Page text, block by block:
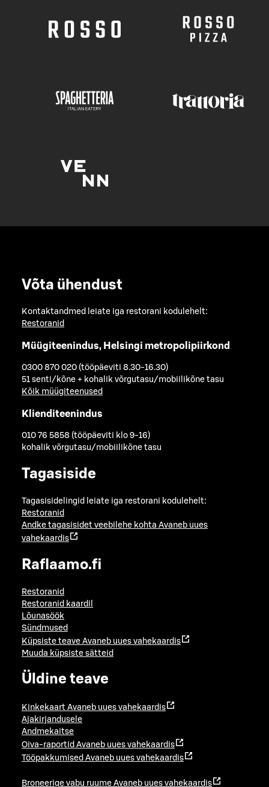
Võta ühendust
Kontaktandmed leiate iga restorani kodulehelt:
Restoranid
Müügiteenindus, Helsingi metropolipiirkond
0300 870 020 (tööpäeviti 8.30-16.30)
51 senti/kõne + kohalik võrgutasu/mobiilikõne tasu
Kõik müügiteenused
Klienditeenindus
010 76 5858 (tööpäeviti klo 9-16)
kohalik võrgutasu/mobiilikõne tasu
Tagasiside
Tagasisidelingid leiate iga restorani kodulehelt:
Restoranid
Andke tagasisidet veebilehe kohta Avaneb uues
vahekaardis
Raflaamo.fi
Restoranid
Restoranid kaardil
Lõunasöök
Sündmused
Küpsiste teave Avaneb uues vahekaardis
Muuda küpsiste sätteid
Üldine teave
Kinkekaart Avaneb uues vahekaardis
Ajakirjandusele
Andmekaitse
Oiva-raportid Avaneb uues vahekaardis
Tööpakkumised Avaneb uues vahekaardis
Broneerige vabu ruume Avaneb uues vahekaardis